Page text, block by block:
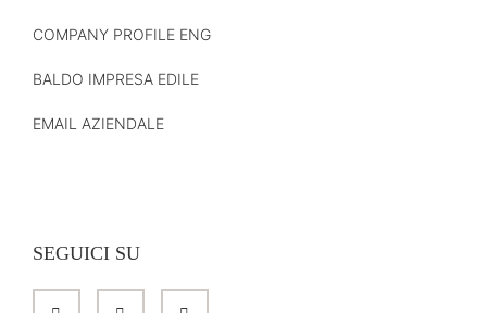
COMPANY PROFILE ENG
BALDO IMPRESA EDILE
EMAIL AZIENDALE
SEGUICI SU